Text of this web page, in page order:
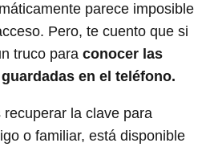
parece imposible
Pero, te cuento que si
truco para conocer las
en el teléfono.
la clave para
o familiar, está disponible